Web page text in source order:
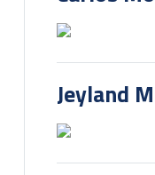
Jeyland